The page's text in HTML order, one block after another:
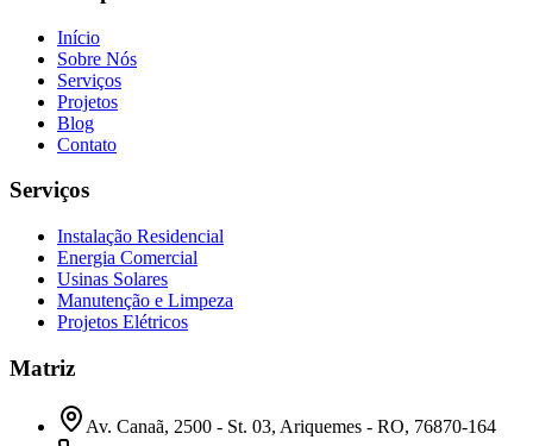
Início
Sobre Nós
Serviços
Projetos
Blog
Contato
Serviços
Instalação Residencial
Energia Comercial
Usinas Solares
Manutenção e Limpeza
Projetos Elétricos
Matriz
Av. Canaã, 2500 - St. 03, Ariquemes - RO, 76870-164